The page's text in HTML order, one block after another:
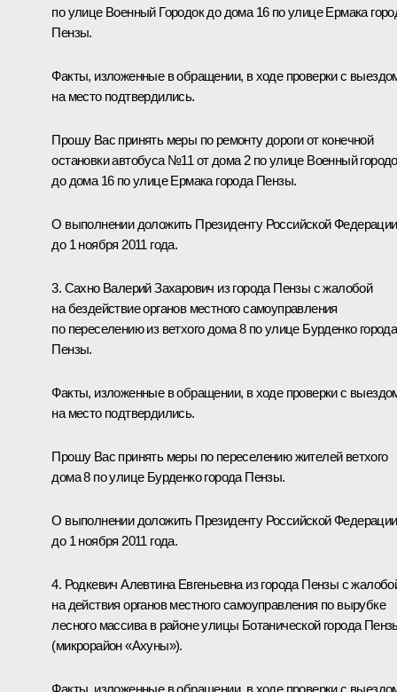
по улице Военный Городок до дома 16 по улице Ермака
Пензы.
Факты, изложенные в обращении, в ходе проверки с
на место подтвердились.
Прошу Вас принять меры по ремонту дороги от конечной
остановки автобуса №11 от дома 2 по улице Военный
до дома 16 по улице Ермака города Пензы.
О выполнении доложить Президенту Российской Федерации
до 1 ноября 2011 года.
3. Сахно Валерий Захарович из города Пензы с жалобой
на бездействие органов местного самоуправления
по переселению из ветхого дома 8 по улице Бурденко города
Пензы.
Факты, изложенные в обращении, в ходе проверки с
на место подтвердились.
Прошу Вас принять меры по переселению жителей ветхого
дома 8 по улице Бурденко города Пензы.
О выполнении доложить Президенту Российской Федерации
до 1 ноября 2011 года.
4. Родкевич Алевтина Евгеньевна из города Пензы с
на действия органов местного самоуправления по вырубке
лесного массива в районе улицы Ботанической города
(микрорайон «Ахуны»).
Факты, изложенные в обращении, в ходе проверки с